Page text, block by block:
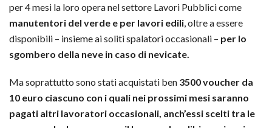
per 4 mesi la loro opera nel settore Lavori Pubblici come
manutentori del verde e per lavori edili , oltre a essere
disponibili – insieme ai soliti spalatori occasionali – per lo
sgombero della neve in caso di nevicate.
Ma soprattutto sono stati acquistati ben 3500 voucher da
10 euro ciascuno con i quali nei prossimi mesi saranno
pagati altri lavoratori occasionali, anch’essi scelti tra le